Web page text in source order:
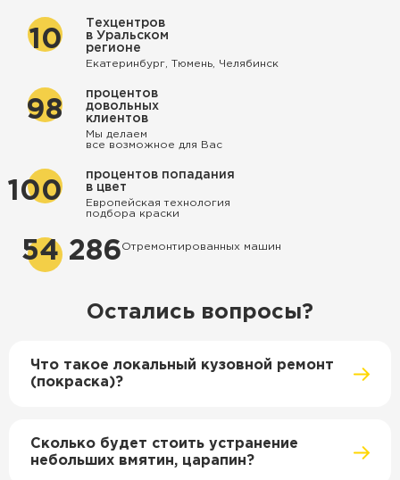
10
Техцентров
в Уральском
регионе
Екатеринбург, Тюмень, Челябинск
98
процентов
довольных
клиентов
Мы делаем
все возможное для Вас
100
процентов попадания
в цвет
Европейская технология
подбора краски
54 286Отремонтированных машин
Остались вопросы?
Что такое локальный кузовной ремонт
(покраска)?
Сколько будет стоить устранение
небольших вмятин, царапин?